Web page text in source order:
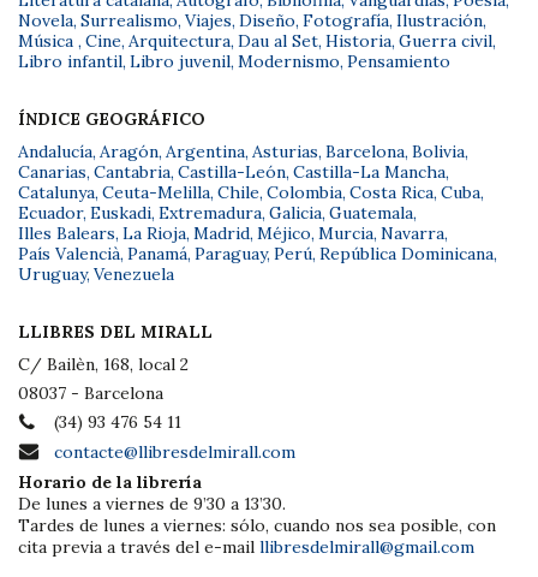
Novela, Surrealismo, Viajes, Diseño, Fotografía, Ilustración,
Música , Cine, Arquitectura, Dau al Set, Historia, Guerra civil,
Libro infantil, Libro juvenil, Modernismo, Pensamiento
ÍNDICE GEOGRÁFICO
Andalucía, Aragón, Argentina, Asturias, Barcelona, Bolivia,
Canarias, Cantabria, Castilla-León, Castilla-La Mancha,
Catalunya, Ceuta-Melilla, Chile, Colombia, Costa Rica, Cuba,
Ecuador, Euskadi, Extremadura, Galicia, Guatemala,
Illes Balears, La Rioja, Madrid, Méjico, Murcia, Navarra,
País Valencià, Panamá, Paraguay, Perú, República Dominicana,
Uruguay, Venezuela
LLIBRES DEL MIRALL
C/ Bailèn, 168, local 2
08037 - Barcelona
(34) 93 476 54 11
contacte@llibresdelmirall.com
Horario de la librería
De lunes a viernes de 9’30 a 13’30.
Tardes de lunes a viernes: sólo, cuando nos sea posible, con
cita previa a través del e-mail llibresdelmirall@gmail.com